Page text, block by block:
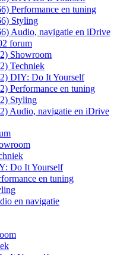
Performance en tuning
Styling
Audio, navigatie en iDrive
forum
Showroom
Techniek
DIY: Do It Yourself
Performance en tuning
Styling
Audio, navigatie en iDrive
Do It Yourself
en tuning
en navigatie